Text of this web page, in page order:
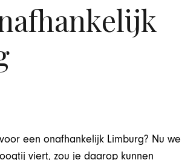
een onafhankelijk Limburg? Nu we
viert, zou je daarop kunnen